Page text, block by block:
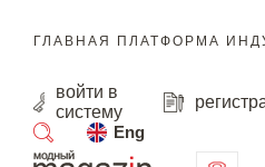
ГЛАВНАЯ ПЛАТФОРМА
войти в
систему
Eng
поиск